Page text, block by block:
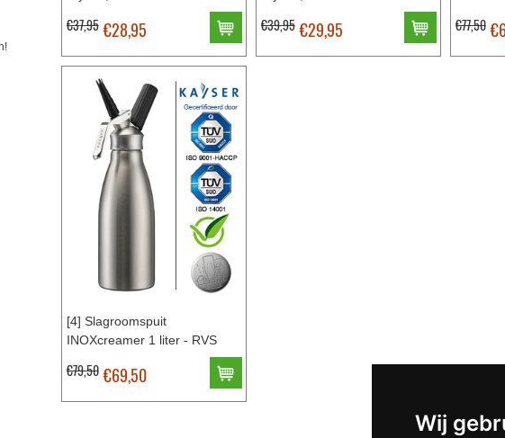
Wij
€37,95 €28,95 €39,95 €29,95 €77,50
[4] Slagroomspuit
INOXcreamer 1 liter - RVS
€79,50 €69,50